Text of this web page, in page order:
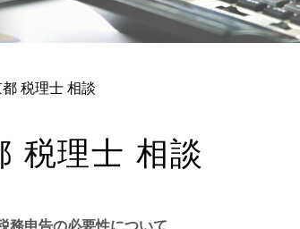
税理士 相談
税理士 相談
務申告の必要性について